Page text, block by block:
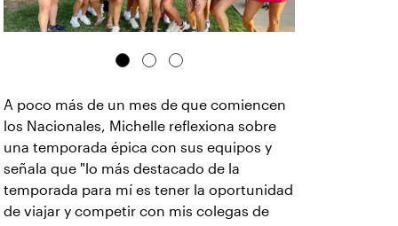
A poco más de un mes de que comiencen
los Nacionales, Michelle reflexiona sobre
una temporada épica con sus equipos y
señala que "lo más destacado de la
temporada para mí es tener la oportunidad
de viajar y competir con mis colegas de